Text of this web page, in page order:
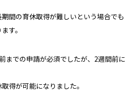
間の育休取得が難しいという場合でも
す。
までの申請が必須でしたが、 2週間前に
得が可能になりました。